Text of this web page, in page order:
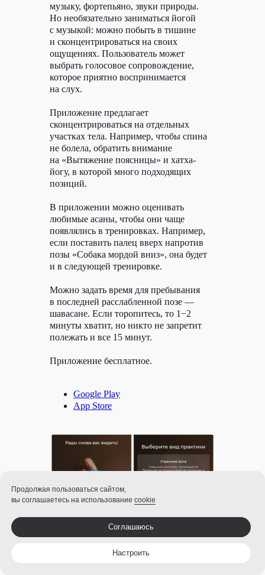
Продолжая пользоваться сайтом,
вы соглашаетесь на использование cookie
Соглашаюсь
Настроить
музыку, фортепьяно, звуки природы.
Но необязательно заниматься йогой
с музыкой: можно побыть в тишине
и сконцентрироваться на своих
ощущениях. Пользователь может
выбрать голосовое сопровождение,
которое приятно воспринимается
на слух.
Приложение предлагает
сконцентрироваться на отдельных
участках тела. Например, чтобы спина
не болела, обратить внимание
на «Вытяжение поясницы» и хатха-
йогу, в которой много подходящих
позиций.
В приложении можно оценивать
любимые асаны, чтобы они чаще
появлялись в тренировках. Например,
если поставить палец вверх напротив
позы «Собака мордой вниз», она будет
и в следующей тренировке.
Можно задать время для пребывания
в последней расслабленной позе —
шавасане. Если торопитесь, то 1−2
минуты хватит, но никто не запретит
полежать и все 15 минут.
Приложение бесплатное.
Google Play
App Store
РЫБА, 2026
Политика конфиденциальности